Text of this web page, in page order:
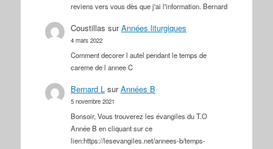
reviens vers vous dès que j'ai l'information. Bernard
Coustillas surAnnées liturgiques
4 mars 2022
Comment decorer l autel pendant le temps de
careme de l annee C
Bernard L surAnnées B
5 novembre 2021
Bonsoir, Vous trouverez les évangiles du T.O
Année B en cliquant sur ce
lien:https://lesevangiles.net/annees-b/temps-